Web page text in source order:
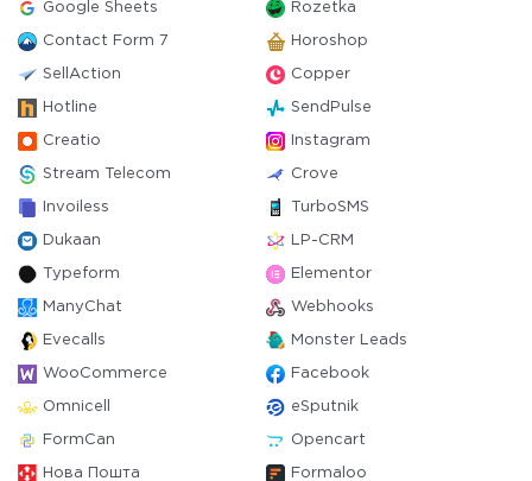
Google Sheets Rozetka
Contact Form 7 Horoshop
SellAction Copper
Hotline SendPulse
Creatio Instagram
Stream Telecom Crove
Invoiless TurboSMS
Dukaan LP-CRM
Typeform Elementor
ManyChat Webhooks
Evecalls Monster Leads
WooCommerce Facebook
Omnicell eSputnik
FormCan Opencart
Нова Пошта Formaloo